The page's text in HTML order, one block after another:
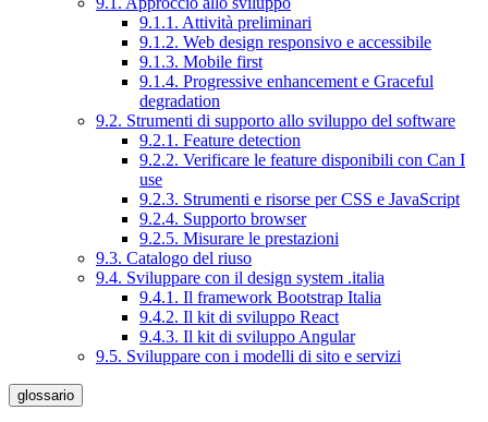
9.1.1. Attività preliminari
9.1.2. Web design responsivo e accessibile
9.1.3. Mobile first
9.1.4. Progressive enhancement e Graceful
degradation
9.2. Strumenti di supporto allo sviluppo del software
9.2.1. Feature detection
9.2.2. Verificare le feature disponibili con Can I
use
9.2.3. Strumenti e risorse per CSS e JavaScript
9.2.4. Supporto browser
9.2.5. Misurare le prestazioni
9.3. Catalogo del riuso
9.4. Sviluppare con il design system .italia
9.4.1. Il framework Bootstrap Italia
9.4.2. Il kit di sviluppo React
9.4.3. Il kit di sviluppo Angular
9.5. Sviluppare con i modelli di sito e servizi
glossario